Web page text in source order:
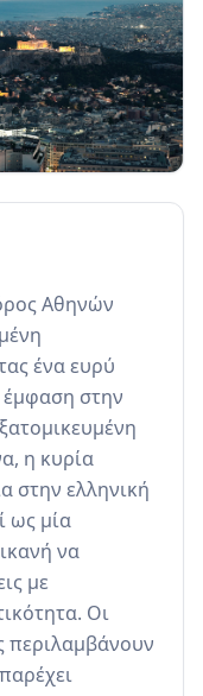
Αθηνών
ένα ευρύ
στην
η κυρία
στην ελληνική
ως μία
να
με
Οι
περιλαμβάνουν